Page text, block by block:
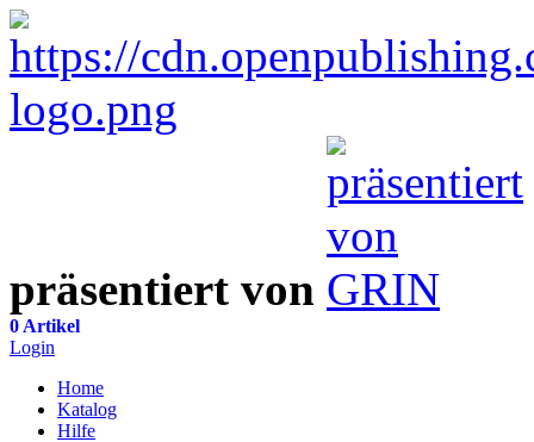
präsentiert von
0 Artikel
Login
Home
Katalog
Hilfe